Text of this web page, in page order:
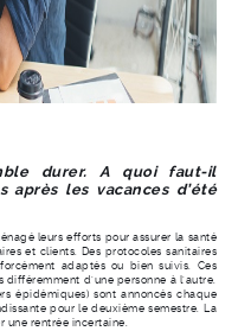
durer. A quoi faut-il
après les vacances d’été
leurs efforts pour assurer la santé
et clients. Des protocoles sanitaires
adaptés ou bien suivis. Ces
d’une personne à l’autre.
épidémiques) sont annoncés chaque
pour le deuxième semestre. La
une rentrée incertaine.